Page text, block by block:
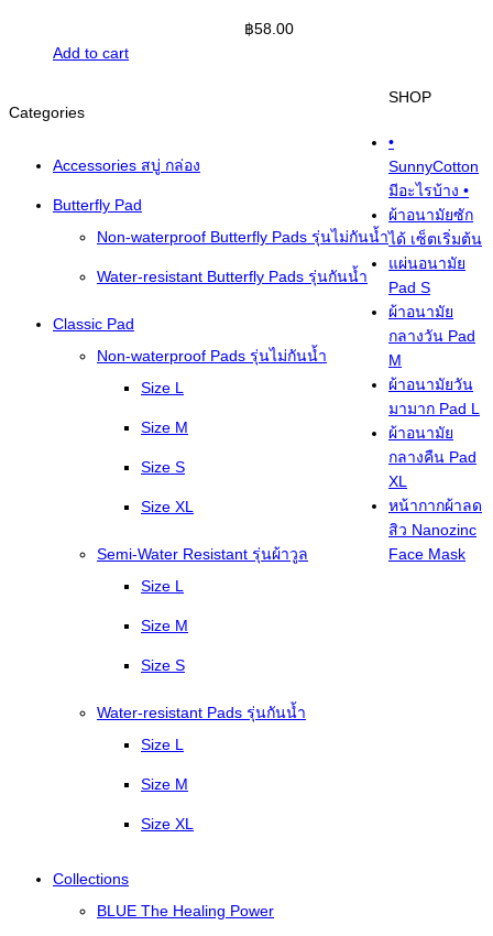
฿58.00
Add to cart
Categories
Accessories สบู่ กล่อง
Butterfly Pad
Non-waterproof Butterfly Pads รุ่นไม่กันน้ำ
Water-resistant Butterfly Pads รุ่นกันน้ำ
Classic Pad
Non-waterproof Pads รุ่นไม่กันน้ำ
Size L
Size M
Size S
Size XL
Semi-Water Resistant รุ่นผ้าวูล
Size L
Size M
Size S
Water-resistant Pads รุ่นกันน้ำ
Size L
Size M
Size XL
Collections
BLUE The Healing Power
SHOP
•
SunnyCotton
มีอะไรบ้าง •
ผ้าอนามัยซัก
ได้ เซ็ตเริ่มต้น
แผ่นอนามัย
Pad S
ผ้าอนามัย
กลางวัน Pad
M
ผ้าอนามัยวัน
มามาก Pad L
ผ้าอนามัย
กลางคืน Pad
XL
หน้ากากผ้าลด
สิว Nanozinc
Face Mask